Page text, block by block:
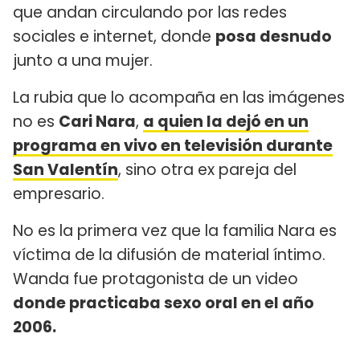
que andan circulando por las redes
sociales e internet, donde posa desnudo
junto a una mujer.
La rubia que lo acompaña en las imágenes
no es Cari Nara, a quien la dejó en un
programa en vivo en televisión durante
San Valentín, sino otra ex pareja del
empresario.
No es la primera vez que la familia Nara es
víctima de la difusión de material íntimo.
Wanda fue protagonista de un video
donde practicaba sexo oral en el año
2006.